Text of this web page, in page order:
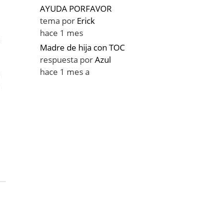
AYUDA PORFAVOR
tema por Erick
hace 1 mes
Madre de hija con TOC
respuesta porAzul
hace 1 mes a